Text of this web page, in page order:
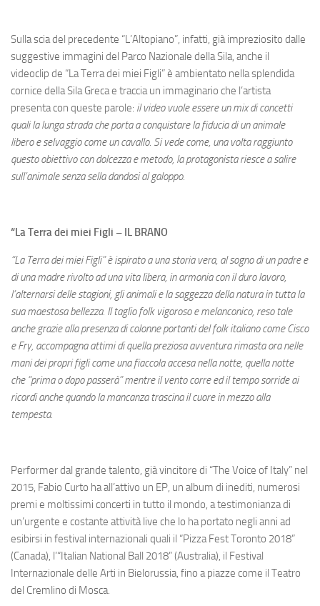
Sulla scia del precedente “L’Altopiano”, infatti, già impreziosito dalle
suggestive immagini del Parco Nazionale della Sila, anche il
videoclip de “La Terra dei miei Figli” è ambientato nella splendida
cornice della Sila Greca e traccia un immaginario che l’artista
presenta con queste parole: il video vuole essere un mix di concetti
quali la lunga strada che porta a conquistare la fiducia di un animale
libero e selvaggio come un cavallo. Si vede come, una volta raggiunto
questo obiettivo con dolcezza e metodo, la protagonista riesce a salire
sull’animale senza sella dandosi al galoppo.
“La Terra dei miei Figli – IL BRANO
“La Terra dei miei Figli” è ispirato a una storia vera, al sogno di un padre e
di una madre rivolto ad una vita libera, in armonia con il duro lavoro,
l’alternarsi delle stagioni, gli animali e la saggezza della natura in tutta la
sua maestosa bellezza. Il taglio folk vigoroso e melanconico, reso tale
anche grazie alla presenza di colonne portanti del folk italiano come Cisco
e Fry, accompagna attimi di quella preziosa avventura rimasta ora nelle
mani dei propri figli come una fiaccola accesa nella notte, quella notte
che “prima o dopo passerà” mentre il vento corre ed il tempo sorride ai
ricordi anche quando la mancanza trascina il cuore in mezzo alla
tempesta.
Performer dal grande talento, già vincitore di “The Voice of Italy” nel
2015, Fabio Curto ha all’attivo un EP, un album di inediti, numerosi
premi e moltissimi concerti in tutto il mondo, a testimonianza di
un’urgente e costante attività live che lo ha portato negli anni ad
esibirsi in festival internazionali quali il “Pizza Fest Toronto 2018”
(Canada), l’“Italian National Ball 2018” (Australia), il Festival
Internazionale delle Arti in Bielorussia, fino a piazze come il Teatro
del Cremlino di Mosca.